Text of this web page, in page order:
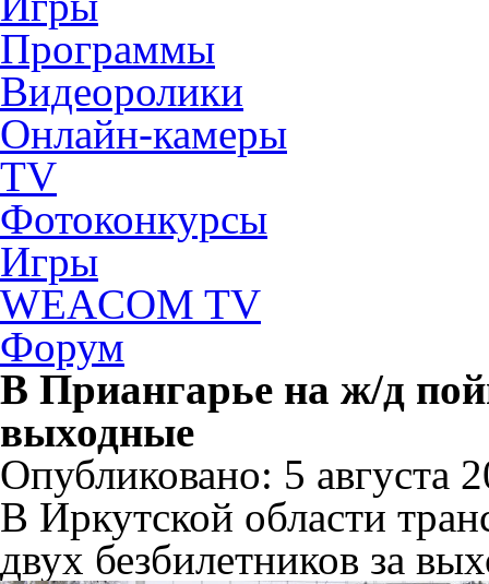
Программы
Видеоролики
Онлайн-камеры
TV
Фотоконкурсы
Игры
WEACOM TV
Форум
В Приангарье на ж/д
выходные
Опубликовано: 5 августа
В Иркутской области
двух безбилетников за